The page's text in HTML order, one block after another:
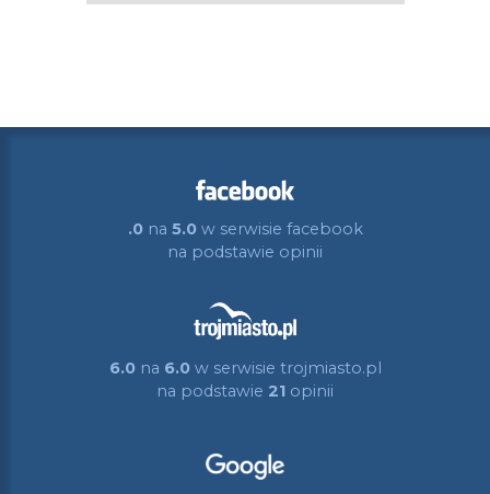
.0na 5.0w serwisie facebook
na podstawie opinii
6.0na 6.0w serwisie trojmiasto.pl
na podstawie 21 opinii